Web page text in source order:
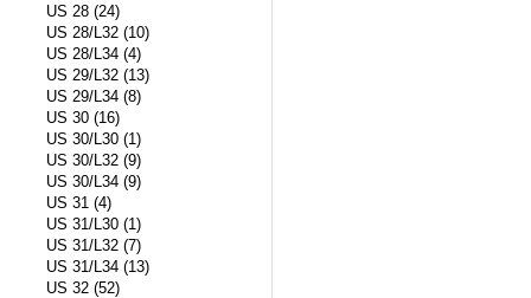
US 28 (24)
US 28/L32 (10)
US 28/L34 (4)
US 29/L32 (13)
US 29/L34 (8)
US 30 (16)
US 30/L30 (1)
US 30/L32 (9)
US 30/L34 (9)
US 31 (4)
US 31/L30 (1)
US 31/L32 (7)
US 31/L34 (13)
US 32 (52)